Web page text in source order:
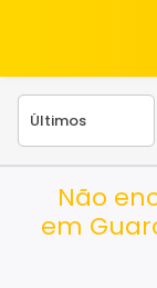
Não
em